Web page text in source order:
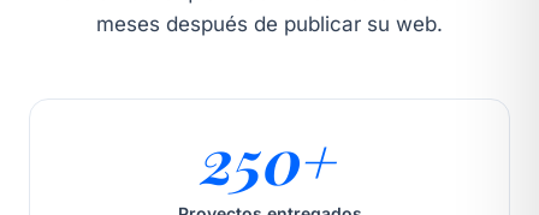
meses después de publicar su web.
250+